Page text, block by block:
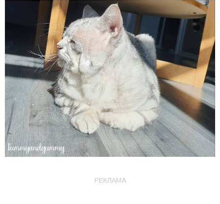
РЕКЛАМА